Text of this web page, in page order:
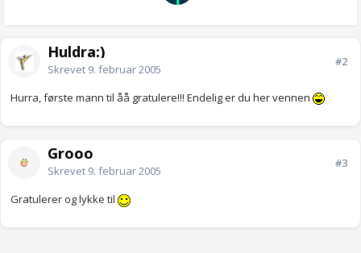
Huldra:)
Skrevet 9. februar 2005
#2
Hurra, første mann til åå gratulere!!! Endelig er du her vennen
Grooo
Skrevet 9. februar 2005
#3
Gratulerer og lykke til